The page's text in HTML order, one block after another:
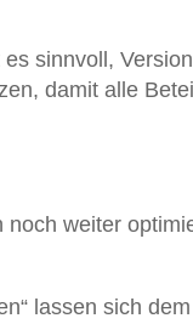
sinnvoll,
damit alle
noch weiter
lassen sich dem